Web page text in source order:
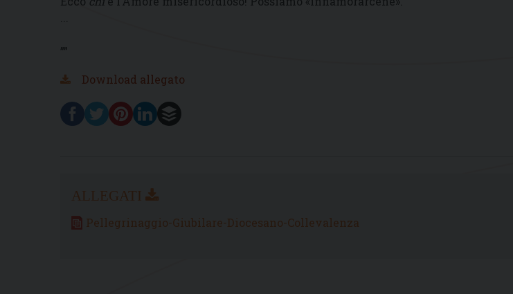
””
Download allegato
Pellegrinaggio-Giubilare-Diocesano-Collevalenza